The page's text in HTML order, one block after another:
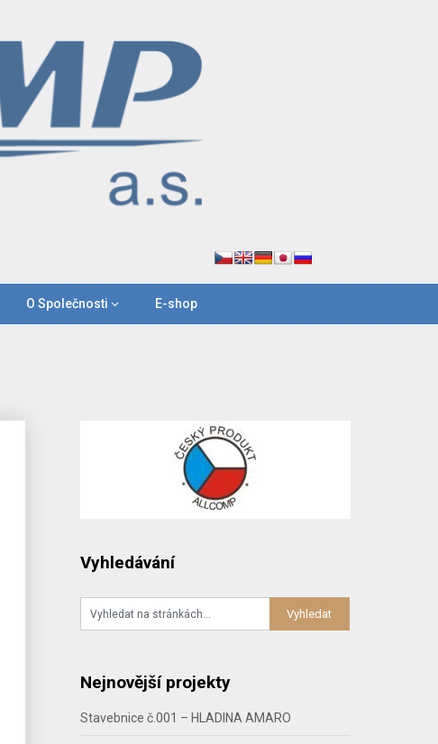
O Společnosti E-shop
Vyhledávání
Nejnovější projekty
Stavebnice č.001 – HLADINA AMARO